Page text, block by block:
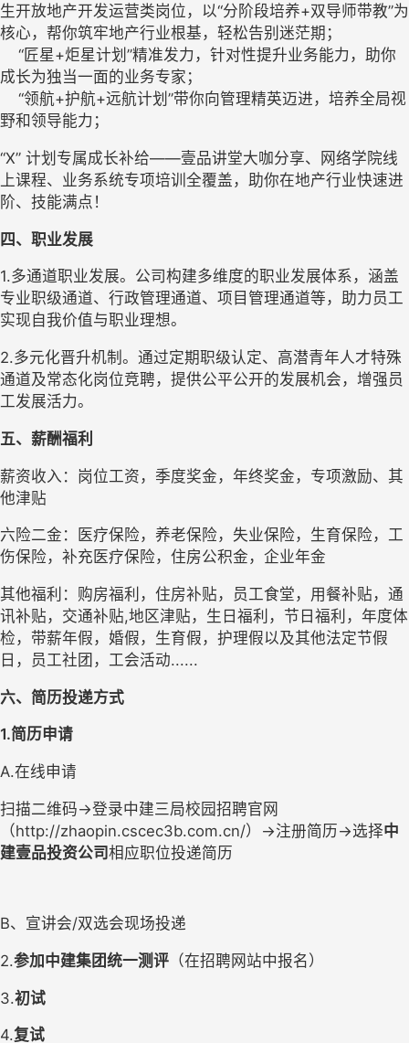
生开放地产开发运营类岗位，以“分阶段培养+双导师带教”为
核心，帮你筑牢地产行业根基，轻松告别迷茫期；
“匠星+炬星计划”精准发力，针对性提升业务能力，助你
成长为独当一面的业务专家；
“领航+护航+远航计划”带你向管理精英迈进，培养全局视
野和领导能力；
“X” 计划专属成长补给——壹品讲堂大咖分享、网络学院线
上课程、业务系统专项培训全覆盖，助你在地产行业快速进
阶、技能满点！
四、职业发展
1.多通道职业发展。公司构建多维度的职业发展体系，涵盖
专业职级通道、行政管理通道、项目管理通道等，助力员工
实现自我价值与职业理想。
2.多元化晋升机制。通过定期职级认定、高潜青年人才特殊
通道及常态化岗位竞聘，提供公平公开的发展机会，增强员
工发展活力。
五、薪酬福利
薪资收入：岗位工资，季度奖金，年终奖金， 专项激励、 其
他津贴
六险二金：医疗保险，养老保险，失业保险，生育保险，工
伤保险，补充医疗保险，住房公积金，企业年金
其他福利：购房福利， 住房补贴 ，员工食堂， 用餐补贴，通
讯补贴， 交通补贴,地区津贴，生日福利， 节日福利， 年度体
检，带薪年假，婚假，生育假，护理假以及其他法定节假
日 ， 员工社团，工会活动......
六、简历投递方式
1.简历申请
A.在线申请
扫描二维码→登录中建三局校园招聘官网
（http://zhaopin.cscec3b.com.cn/） →注册简历→选择中
建壹品投资公司相应职位投递简历
B、宣讲会/双选会现场投递
2.参加中建集团统一测评 （在招聘网站中报名）
3.初试
4.复试